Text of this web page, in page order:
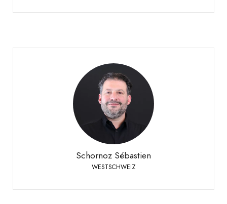
Schornoz Sébastien
WESTSCHWEIZ
Schornoz Sébastien
WESTSCHWEIZ
Telefon:
+41 79 508 63 97